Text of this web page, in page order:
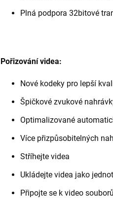
Plná podpora 32bitové
Pořizování videa:
Nové kodeky pro lepší
Špičkové zvukové
Optimalizované
Více přizpůsobitelných
Stříhejte videa
Ukládejte videa jako
Připojte se k video